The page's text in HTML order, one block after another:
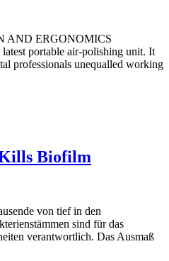
AND ERGONOMICS
portable air-polishing unit. It
professionals unequalled working
Biofilm
von tief in den
sind für das
verantwortlich. Das Ausmaß